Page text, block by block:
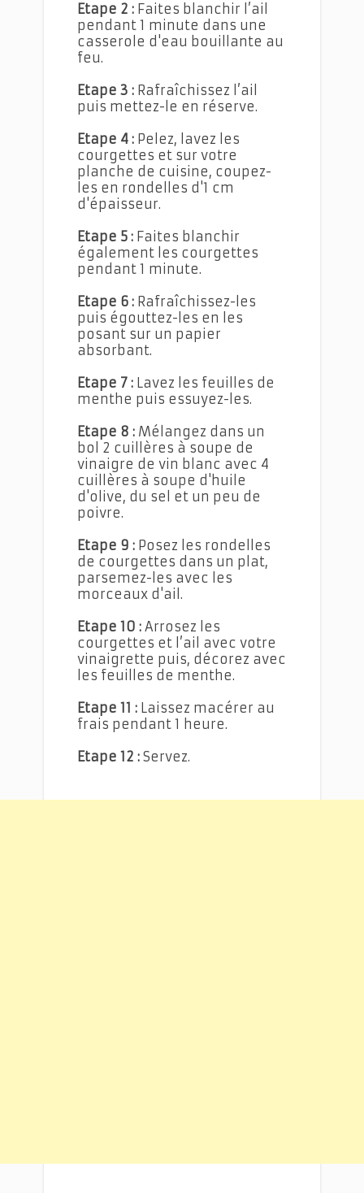
Etape 2 : Faites blanchir l’ail
pendant 1 minute dans une
casserole d'eau bouillante au
feu.
Etape 3 : Rafraîchissez l’ail
puis mettez-le en réserve.
Etape 4 : Pelez, lavez les
courgettes et sur votre
planche de cuisine, coupez-
les en rondelles d'1 cm
d'épaisseur.
Etape 5 : Faites blanchir
également les courgettes
pendant 1 minute.
Etape 6 : Rafraîchissez-les
puis égouttez-les en les
posant sur un papier
absorbant.
Etape 7 : Lavez les feuilles de
menthe puis essuyez-les.
Etape 8 : Mélangez dans un
bol 2 cuillères à soupe de
vinaigre de vin blanc avec 4
cuillères à soupe d'huile
d'olive, du sel et un peu de
poivre.
Etape 9 : Posez les rondelles
de courgettes dans un plat,
parsemez-les avec les
morceaux d'ail.
Etape 10 : Arrosez les
courgettes et l’ail avec votre
vinaigrette puis, décorez avec
les feuilles de menthe.
Etape 11 : Laissez macérer au
frais pendant 1 heure.
Etape 12 : Servez.